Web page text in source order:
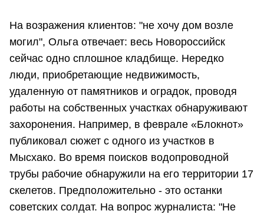
На возражения клиентов: "не хочу дом возле
могил", Ольга отвечает: весь Новороссийск
сейчас одно сплошное кладбище. Нередко
люди, приобретающие недвижимость,
удаленную от памятников и оградок, проводя
работы на собственных участках обнаруживают
захоронения. Например, в феврале «Блокнот»
публиковал сюжет с одного из участков в
Мысхако. Во время поисков водопроводной
трубы рабочие обнаружили на его территории 17
скелетов. Предположительно - это останки
советских солдат. На вопрос журналиста: "Не